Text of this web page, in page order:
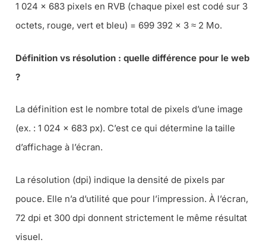
1 024 × 683 pixels en RVB (chaque pixel est codé sur 3
octets, rouge, vert et bleu) = 699 392 × 3 ≈ 2 Mo.
Définition vs résolution : quelle différence pour le web
?
La définition est le nombre total de pixels d’une image
(ex. : 1 024 × 683 px). C’est ce qui détermine la taille
d’affichage à l’écran.
La résolution (dpi) indique la densité de pixels par
pouce. Elle n’a d’utilité que pour l’impression. À l’écran,
72 dpi et 300 dpi donnent strictement le même résultat
visuel.